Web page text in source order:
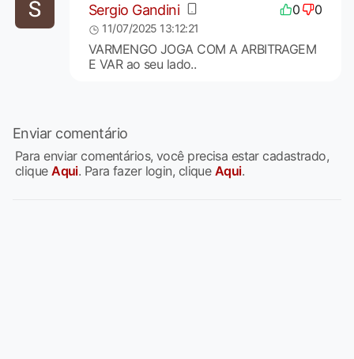
Sergio Gandini 0 0
11/07/2025 13:12:21
VARMENGO JOGA COM A ARBITRAGEM
E VAR ao seu lado..
Enviar comentário
Para enviar comentários, você precisa estar cadastrado,
cliqueAqui. Para fazer login, clique Aqui.